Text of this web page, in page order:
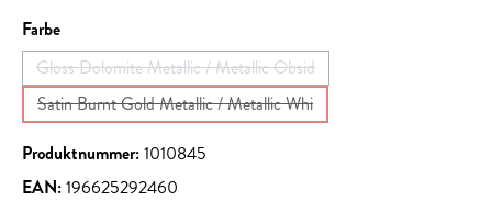
Farbeauswählen
Gloss Dolomite Metallic / Metallic Obsid
(Diese Option ist zurzeit nicht verfügbar.)
Satin Burnt Gold Metallic / Metallic Whi
(Diese Option ist zurzeit nicht verfügbar.)
Produktnummer:1010845
EAN:196625292460